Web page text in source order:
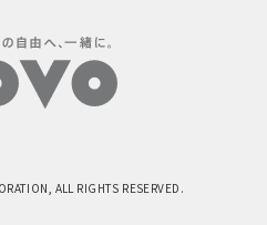
ALL RIGHTS RESERVED.